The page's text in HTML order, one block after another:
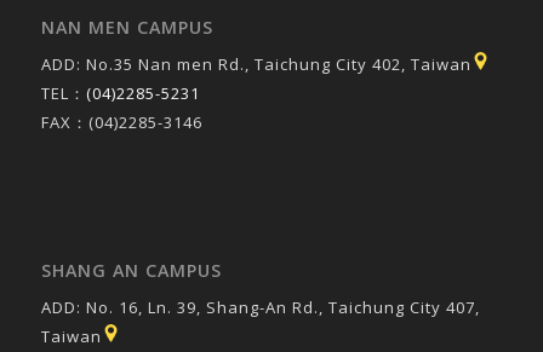
NAN MEN CAMPUS
ADD: No.35 Nan men Rd., Taichung City 402, Taiwan
TEL： (04)2285-5231
FAX：(04)2285-3146
SHANG AN CAMPUS
ADD: No. 16, Ln. 39, Shang-An Rd., Taichung City 407,
Taiwan